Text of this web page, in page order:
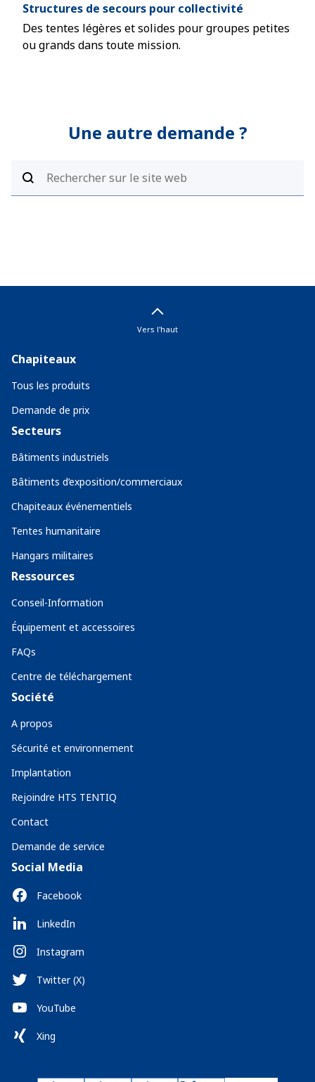
Structures de secours pour collectivité
Des tentes légères et solides pour groupes petites
ou grands dans toute mission.
Une autre demande ?
Vers l'haut
Chapiteaux
Tous les produits
Demande de prix
Secteurs
Bâtiments industriels
Bâtiments d’exposition/commerciaux
Chapiteaux événementiels
Tentes humanitaire
Hangars militaires
Ressources
Conseil-Information
Équipement et accessoires
FAQs
Centre de téléchargement
Société
A propos
Sécurité et environnement
Implantation
Rejoindre HTS TENTIQ
Contact
Demande de service
Social Media
Facebook
LinkedIn
Instagram
Twitter (X)
YouTube
Xing